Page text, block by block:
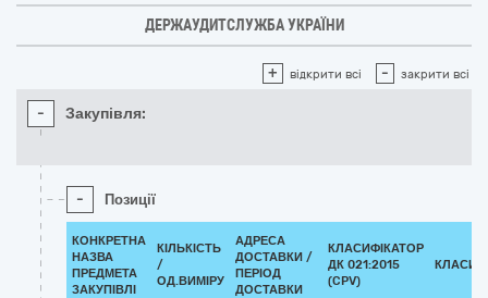
ДЕРЖАУДИТСЛУЖБА УКРАЇНИ
+ відкрити всі - закрити всі
- Закупівля:
- Позиції
КОНКРЕТНА
НАЗВА
ПРЕДМЕТА
ЗАКУПІВЛІ
КІЛЬКІСТЬ
/
ОД.ВИМІРУ
АДРЕСА
ДОСТАВКИ /
ПЕРІОД
ДОСТАВКИ
КЛАСИФІКАТОР
ДК 021:2015
(CPV)